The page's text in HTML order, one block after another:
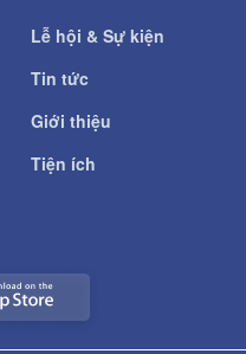
Lễ hội & Sự kiện
Tin tức
Giới thiệu
Tiện ích